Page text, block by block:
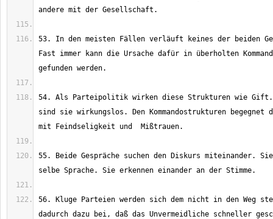
53. In den meisten Fällen verläuft keines der beiden
Fast immer kann die Ursache dafür in überholten
54. Als Parteipolitik wirken diese Strukturen wie Gift.
sind sie wirkungslos. Den Kommandostrukturen begegnet
55. Beide Gespräche suchen den Diskurs miteinander.
56. Kluge Parteien werden sich dem nicht in den Weg